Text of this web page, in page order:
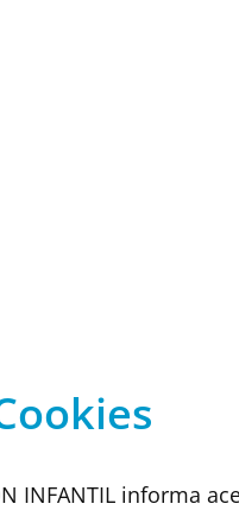
INFANTIL informa